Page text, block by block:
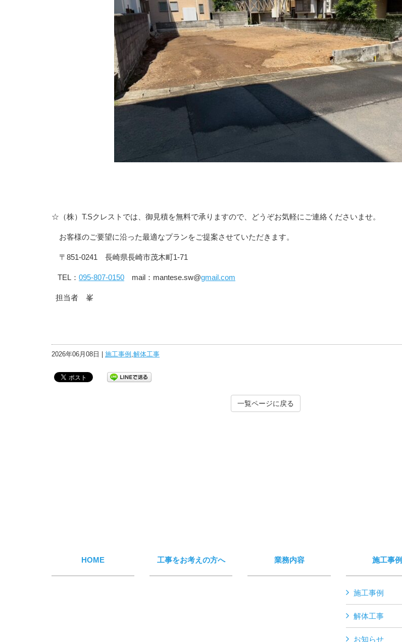
☆（株）T.Sクレストでは、御見積を無料で承りますので、どうぞお気軽にご連絡くださいませ。
お客様のご要望に沿った最適なプランをご提案させていただきます。
〒851-0241 長崎県長崎市茂木町1-71
TEL： 095-807-0150 mail ： mantese.sw@gmail.com
担当者 峯
2026年06月08日 | 施工事例 ,解体工事
一覧ページに戻る
HOME 工事をお考えの方へ 業務内容 施工事例
施工事例
解体工事
お知らせ